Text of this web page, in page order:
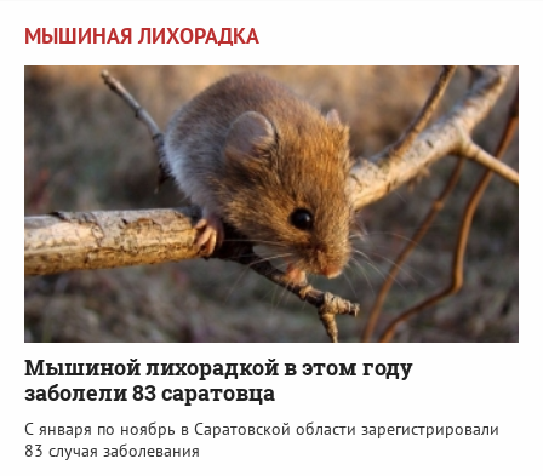
МЫШИНАЯ ЛИХОРАДКА
Мышиной лихорадкой в этом году
заболели 83 саратовца
С января по ноябрь в Саратовской области зарегистрировали
83 случая заболевания